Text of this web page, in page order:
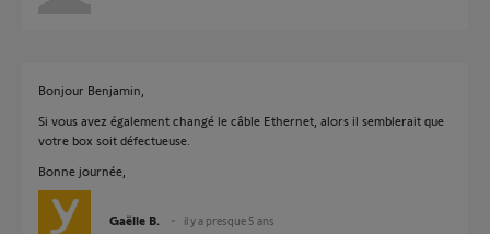
Bonjour Benjamin,
Si vous avez également changé le câble Ethernet, alors il semblerait que
votre box soit défectueuse.
Bonne journée,
Gaëlle B. il y a presque 5 ans